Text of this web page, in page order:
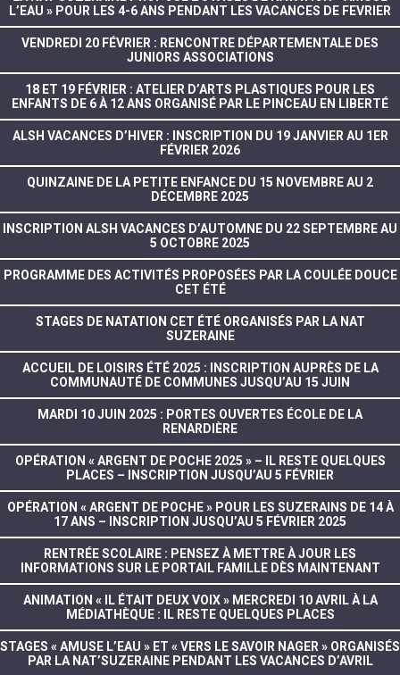
L’EAU » POUR LES 4-6 ANS PENDANT LES VACANCES DE FEVRIER
VENDREDI 20 FÉVRIER : RENCONTRE DÉPARTEMENTALE DES
JUNIORS ASSOCIATIONS
18 ET 19 FÉVRIER : ATELIER D’ARTS PLASTIQUES POUR LES
ENFANTS DE 6 À 12 ANS ORGANISÉ PAR LE PINCEAU EN LIBERTÉ
ALSH VACANCES D’HIVER : INSCRIPTION DU 19 JANVIER AU 1ER
FÉVRIER 2026
QUINZAINE DE LA PETITE ENFANCE DU 15 NOVEMBRE AU 2
DÉCEMBRE 2025
INSCRIPTION ALSH VACANCES D’AUTOMNE DU 22 SEPTEMBRE AU
5 OCTOBRE 2025
PROGRAMME DES ACTIVITÉS PROPOSÉES PAR LA COULÉE DOUCE
CET ÉTÉ
STAGES DE NATATION CET ÉTÉ ORGANISÉS PAR LA NAT
SUZERAINE
ACCUEIL DE LOISIRS ÉTÉ 2025 : INSCRIPTION AUPRÈS DE LA
COMMUNAUTÉ DE COMMUNES JUSQU’AU 15 JUIN
MARDI 10 JUIN 2025 : PORTES OUVERTES ÉCOLE DE LA
RENARDIÈRE
OPÉRATION « ARGENT DE POCHE 2025 » – IL RESTE QUELQUES
PLACES – INSCRIPTION JUSQU’AU 5 FÉVRIER
OPÉRATION « ARGENT DE POCHE » POUR LES SUZERAINS DE 14 À
17 ANS – INSCRIPTION JUSQU’AU 5 FÉVRIER 2025
RENTRÉE SCOLAIRE : PENSEZ À METTRE À JOUR LES
INFORMATIONS SUR LE PORTAIL FAMILLE DÈS MAINTENANT
ANIMATION « IL ÉTAIT DEUX VOIX » MERCREDI 10 AVRIL À LA
MÉDIATHÈQUE : IL RESTE QUELQUES PLACES
STAGES « AMUSE L’EAU » ET « VERS LE SAVOIR NAGER » ORGANISÉS
PAR LA NAT’SUZERAINE PENDANT LES VACANCES D’AVRIL